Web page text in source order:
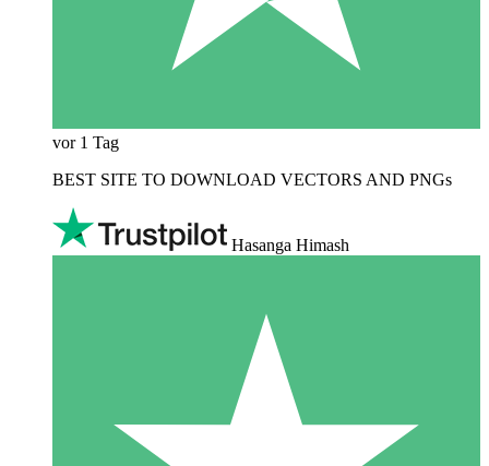
vor 1 Tag
BEST SITE TO DOWNLOAD VECTORS AND PNGs
Hasanga Himash